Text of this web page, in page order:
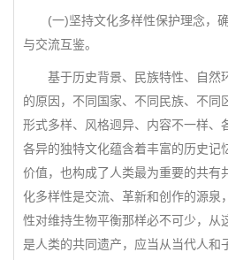
(一)坚持文化多样性保护理念，确
与交流互鉴。
基于历史背景、民族特性、自然
的原因，不同国家、不同民族、不同
形式多样、风格迥异、内容不一样、
各异的独特文化蕴含着丰富的历史记
价值，也构成了人类最为重要的共有
化多样性是交流、革新和创作的源泉
性对维持生物平衡那样必不可少，从
是人类的共同遗产，应当从当代人和